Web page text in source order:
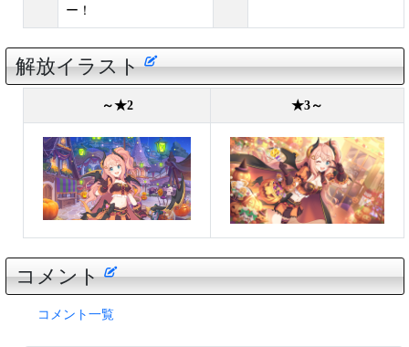
ー！
解放イラスト
～★2 ★3～
コメント
コメント一覧